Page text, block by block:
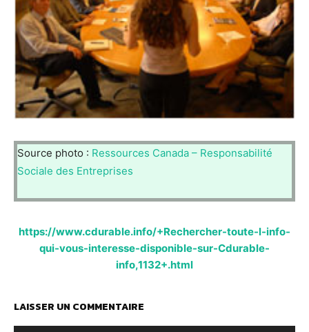
Source photo : Ressources Canada – Responsabilité
Sociale des Entreprises
https://www.cdurable.info/+Rechercher-toute-l-info-
qui-vous-interesse-disponible-sur-Cdurable-
info,1132+.html
LAISSER UN COMMENTAIRE